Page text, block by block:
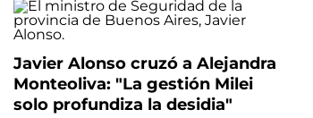
Javier Alonso cruzó a Alejandra
Monteoliva: "La gestión Milei
solo profundiza la desidia"